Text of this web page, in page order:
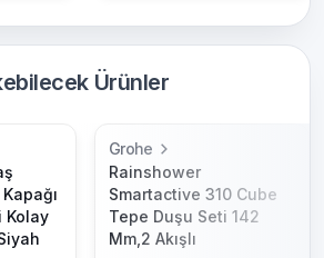
Ürünler
Kolay
Grohe
Rainshower
Smartactive 310 Cube
Tepe Duşu Seti 142
Mm,2 Akışlı